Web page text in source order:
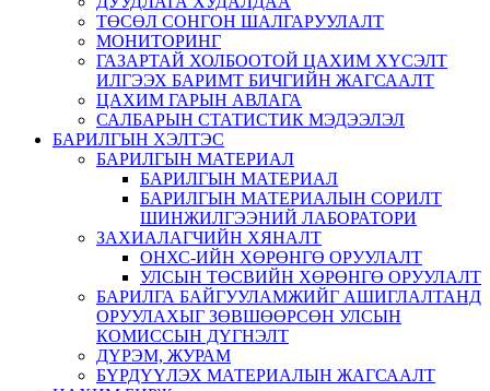
ТӨСӨЛ СОНГОН ШАЛГАРУУЛАЛТ
МОНИТОРИНГ
ГАЗАРТАЙ ХОЛБООТОЙ ЦАХИМ ХҮСЭЛТ
ИЛГЭЭХ БАРИМТ БИЧГИЙН ЖАГСААЛТ
ЦАХИМ ГАРЫН АВЛАГА
САЛБАРЫН СТАТИСТИК МЭДЭЭЛЭЛ
БАРИЛГЫН ХЭЛТЭС
БАРИЛГЫН МАТЕРИАЛ
БАРИЛГЫН МАТЕРИАЛ
БАРИЛГЫН МАТЕРИАЛЫН СОРИЛТ
ШИНЖИЛГЭЭНИЙ ЛАБОРАТОРИ
ЗАХИАЛАГЧИЙН ХЯНАЛТ
ОНХС-ИЙН ХӨРӨНГӨ ОРУУЛАЛТ
УЛСЫН ТӨСВИЙН ХӨРӨНГӨ ОРУУЛАЛТ
БАРИЛГА БАЙГУУЛАМЖИЙГ АШИГЛАЛТАНД
ОРУУЛАХЫГ ЗӨВШӨӨРСӨН УЛСЫН
КОМИССЫН ДҮГНЭЛТ
ДҮРЭМ, ЖУРАМ
БҮРДҮҮЛЭХ МАТЕРИАЛЫН ЖАГСААЛТ